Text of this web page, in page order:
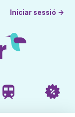
Iniciar sessió →